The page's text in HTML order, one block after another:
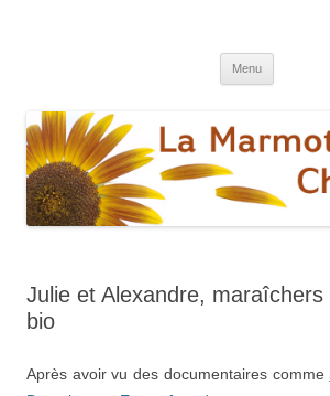
Menu
Julie et Alexandre, maraîchers
bio
Après avoir vu des documentaires comme